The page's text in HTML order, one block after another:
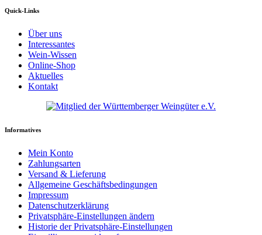
Quick-Links
Über uns
Interessantes
Wein-Wissen
Online-Shop
Aktuelles
Kontakt
Informatives
Mein Konto
Zahlungsarten
Versand & Lieferung
Allgemeine Geschäftsbedingungen
Impressum
Datenschutzerklärung
Privatsphäre-Einstellungen ändern
Historie der Privatsphäre-Einstellungen